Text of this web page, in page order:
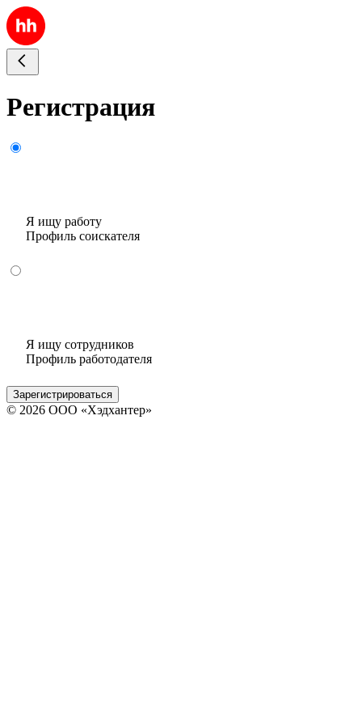
Регистрация
Я ищу работу
Профиль соискателя
Я ищу сотрудников
Профиль работодателя
Зарегистрироваться
© 2026 ООО «Хэдхантер»